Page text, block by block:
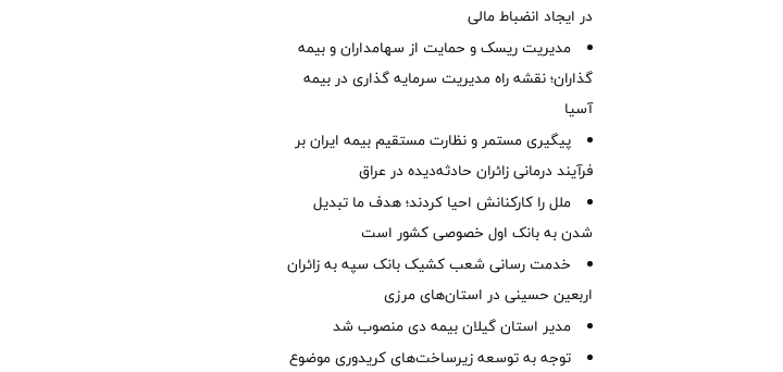
در ایجاد انضباط مالی
مدیریت ریسک و حمایت از سهامداران و بیمه
گذاران؛ نقشه راه مدیریت سرمایه گذاری در بیمه
آسیا
پیگیری مستمر و نظارت مستقیم بیمه ایران بر
فرآیند درمانی زائران حادثه‌دیده در عراق
ملل را کارکنانش احیا کردند؛ هدف ما تبدیل
شدن به بانک اول خصوصی کشور است
خدمت رسانی شعب کشیک بانک سپه به زائران
اربعین حسینی در استان‌‌های مرزی
‌مدیر استان گیلان بیمه دی منصوب شد
توجه به توسعه زیرساخت‌های کریدوری موضوع